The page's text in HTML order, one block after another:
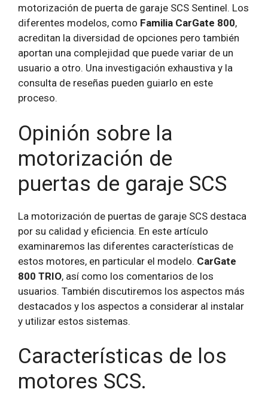
motorización de puerta de garaje SCS Sentinel. Los
diferentes modelos, como Familia CarGate 800,
acreditan la diversidad de opciones pero también
aportan una complejidad que puede variar de un
usuario a otro. Una investigación exhaustiva y la
consulta de reseñas pueden guiarlo en este
proceso.
Opinión sobre la
motorización de
puertas de garaje SCS
La motorización de puertas de garaje SCS destaca
por su calidad y eficiencia. En este artículo
examinaremos las diferentes características de
estos motores, en particular el modelo. CarGate
800 TRIO, así como los comentarios de los
usuarios. También discutiremos los aspectos más
destacados y los aspectos a considerar al instalar
y utilizar estos sistemas.
Características de los
motores SCS.